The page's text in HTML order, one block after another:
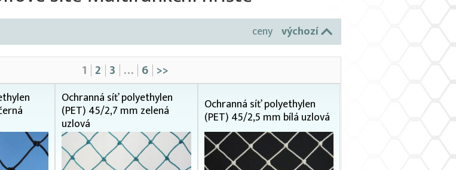
ceny výchozí
1 2 3 … 6 >>
Ochranná síť polyethylen
(PET) 45/2,7 mm zelená
uzlová
Ochranná síť polyethylen
(PET) 45/2,5 mm bílá uzlová